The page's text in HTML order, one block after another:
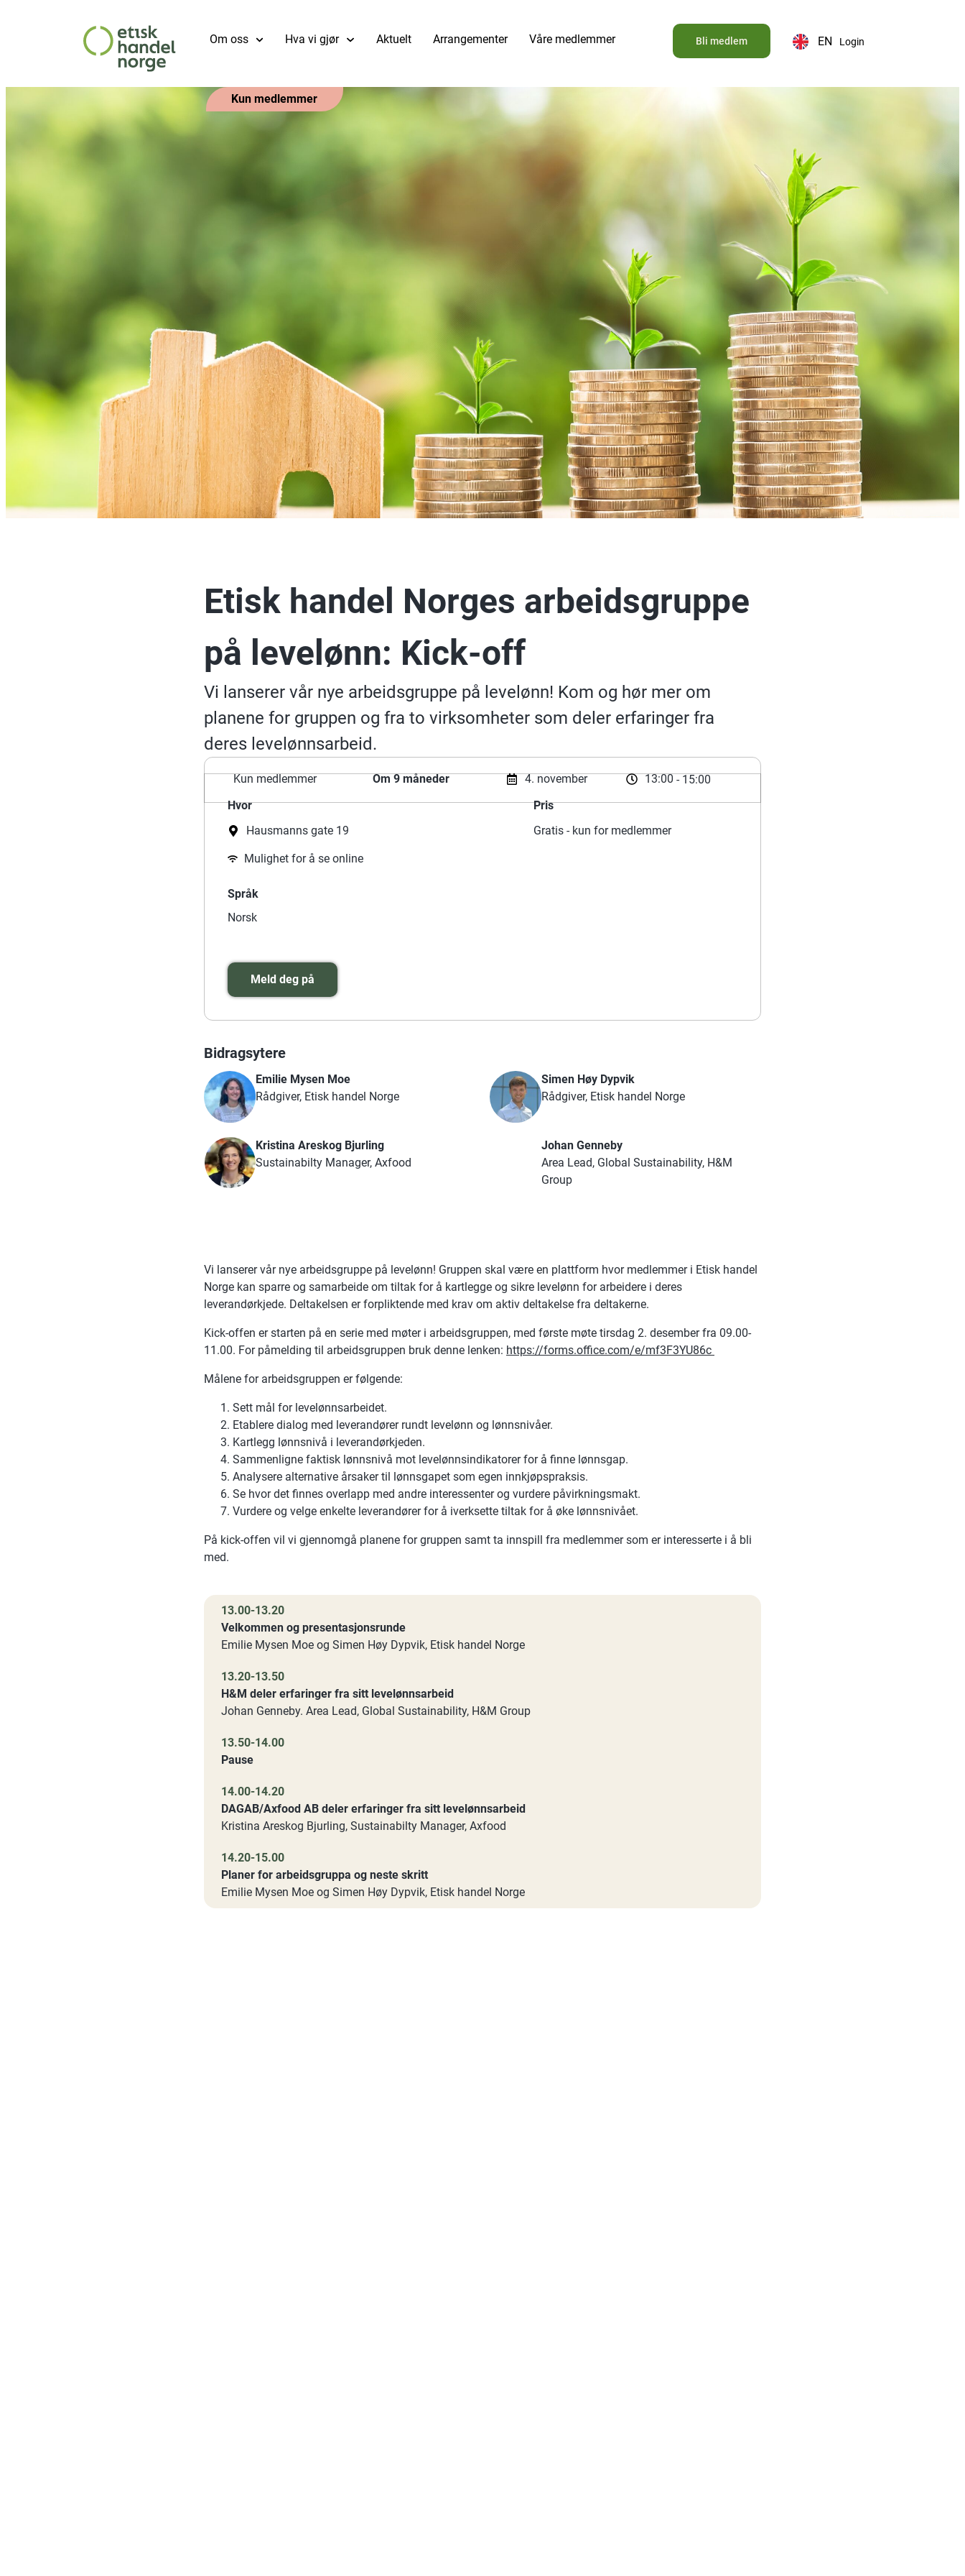
Om oss Hva vi gjør Aktuelt Arrangementer Våre medlemmer EN Login
Bli medlem
Kun medlemmer
Etisk handel Norges arbeidsgruppe
på levelønn: Kick-off
Vi lanserer vår nye arbeidsgruppe på levelønn! Kom og hør mer om
planene for gruppen og fra to virksomheter som deler erfaringer fra
deres levelønnsarbeid.
Kun medlemmer Om 9 måneder 4. november 13:00 - 15:00
Hvor
Hausmanns gate 19
Mulighet for å se online
Språk
Norsk
Meld deg på
Pris
Gratis - kun for medlemmer
Bidragsytere
Emilie Mysen Moe
Rådgiver, Etisk handel Norge
Simen Høy Dypvik
Rådgiver, Etisk handel Norge
Kristina Areskog Bjurling
Sustainabilty Manager, Axfood
Johan Genneby
Area Lead, Global Sustainability, H&M
Group
Vi lanserer vår nye arbeidsgruppe på levelønn! Gruppen skal være en plattform hvor medlemmer i Etisk handel
Norge kan sparre og samarbeide om tiltak for å kartlegge og sikre levelønn for arbeidere i deres
leverandørkjede. Deltakelsen er forpliktende med krav om aktiv deltakelse fra deltakerne.
Kick-offen er starten på en serie med møter i arbeidsgruppen, med første møte tirsdag 2. desember fra 09.00-
11.00. For påmelding til arbeidsgruppen bruk denne lenken: https://forms.office.com/e/mf3F3YU86c
Målene for arbeidsgruppen er følgende:
Sett mål for levelønnsarbeidet.
Etablere dialog med leverandører rundt levelønn og lønnsnivåer.
Kartlegg lønnsnivå i leverandørkjeden.
Sammenligne faktisk lønnsnivå mot levelønnsindikatorer for å finne lønnsgap.
Analysere alternative årsaker til lønnsgapet som egen innkjøpspraksis.
Se hvor det finnes overlapp med andre interessenter og vurdere påvirkningsmakt.
Vurdere og velge enkelte leverandører for å iverksette tiltak for å øke lønnsnivået.
På kick-offen vil vi gjennomgå planene for gruppen samt ta innspill fra medlemmer som er interesserte i å bli
med.
13.00-13.20
Velkommen og presentasjonsrunde
Emilie Mysen Moe og Simen Høy Dypvik, Etisk handel Norge
13.20-13.50
H&M deler erfaringer fra sitt levelønnsarbeid
Johan Genneby. Area Lead, Global Sustainability, H&M Group
13.50-14.00
Pause
14.00-14.20
DAGAB/Axfood AB deler erfaringer fra sitt levelønnsarbeid
Kristina Areskog Bjurling, Sustainabilty Manager, Axfood
14.20-15.00
Planer for arbeidsgruppa og neste skritt
Emilie Mysen Moe og Simen Høy Dypvik, Etisk handel Norge